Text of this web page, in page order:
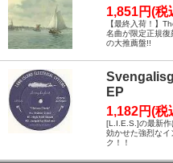
1,851円(税
【最終入荷！】
名曲が限定正規
の大推薦盤!!
EP
1,182円(税
[L.I.E.S.]の最新作
効かせた強烈なイ
ク！！